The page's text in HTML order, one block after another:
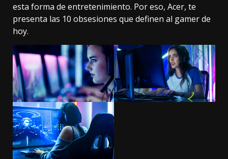
esta forma de entretenimiento. Por eso, Acer, te
presenta las 10 obsesiones que definen al gamer de
hoy.